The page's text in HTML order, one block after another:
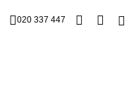
020 337 447